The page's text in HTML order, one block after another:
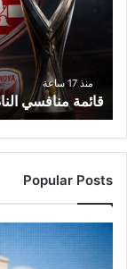
إفريقيا
منذ 17 ساعة
قائمة منافسي
Popular Posts